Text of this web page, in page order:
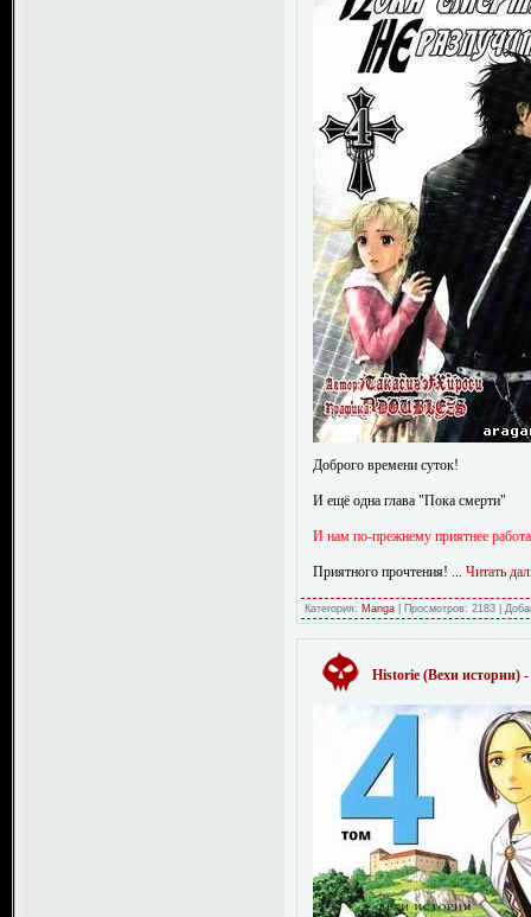
Доброго времени суток!
И ещё одна глава "Пока смерти"
И нам по-прежнему приятнее
Приятного прочтения! ... Читать
Категория: Manga Просмотров: 2183
Historie (Вехи истории)